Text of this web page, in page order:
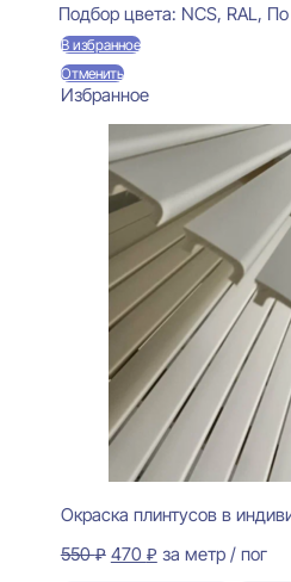
составляла
550 ₽.
470 ₽.
Подбор цвета: NCS, RAL,
В избранное
Отменить
Избранное
Окраска плинтусов в
550₽ Первоначальная
470 ₽Текущая
за метр / пог